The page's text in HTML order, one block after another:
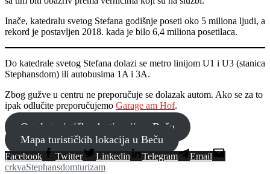
Inače, katedralu svetog Stefana godišnje poseti oko 5 miliona ljudi, a
rekord je postavljen 2018. kada je bilo 6,4 miliona posetilaca.
Do katedrale svetog Stefana dolazi se metro linijom U1 i U3 (stanica
Stephansdom) ili autobusima 1A i 3A.
Zbog gužve u centru ne preporučuje se dolazak autom. Ako se za to
ipak odlučite preporučujemo Garage am Hof.
Ostale turističke destinacije u Beču
Mapa turističkih lokacija u Beču
Facebook Twitter Linkedin Telegram
Email
crkvaStephansdomturizam